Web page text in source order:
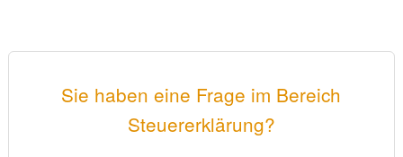
Sie haben eine Frage im Bereich
Steuererklärung?